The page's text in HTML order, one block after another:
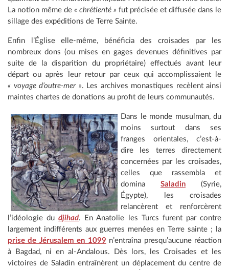
La notion même de « chrétienté » fut précisée et diffusée dans le
sillage des expéditions de Terre Sainte.
Enfin l’Église elle-même, bénéficia des croisades par les
nombreux dons (ou mises en gages devenues définitives par
suite de la disparition du propriétaire) effectués avant leur
départ ou après leur retour par ceux qui accomplissaient le
« voyage d’outre-mer ». Les archives monastiques recèlent ainsi
maintes chartes de donations au profit de leurs communautés.
Dans le monde musulman, du
moins surtout dans ses
franges orientales, c’est-à-
dire les terres directement
concernées par les croisades,
celles que rassembla et
domina Saladin (Syrie,
Égypte), les croisades
relancèrent et renforcèrent
l’idéologie dudjihad. En Anatolie les Turcs furent par contre
largement indifférents aux guerres menées en Terre sainte ; la
prise de Jérusalem en 1099 n’entraîna presqu’aucune réaction
à Bagdad, ni en al-Andalous. Dès lors, les Croisades et les
victoires de Saladin entraînèrent un déplacement du centre de